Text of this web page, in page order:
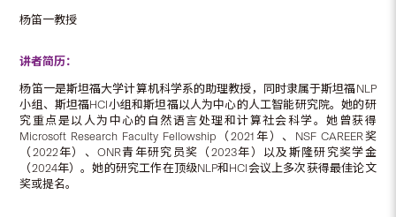
杨笛一教授
讲者简历：
杨笛一是斯坦福大学计算机科学系的助理教授，同时隶属于斯坦福NLP
小组、斯坦福HCI小组和斯坦福以人为中心的人工智能研究院。她的研
究重点是以人为中心的自然语言处理和计算社会科学。她曾获得
Microsoft Research Faculty Fellowship（2021年）、NSF CAREER奖
（2022年）、ONR青年研究员奖（2023年）以及斯隆研究奖学金
（2024年）。她的研究工作在顶级NLP和HCI会议上多次获得最佳论文
奖或提名。